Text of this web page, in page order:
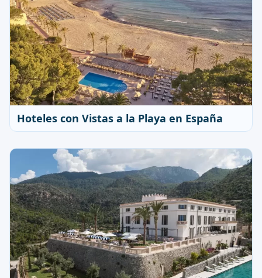
Hoteles con Vistas a la Playa en España